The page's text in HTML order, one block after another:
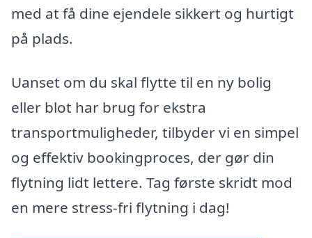
med at få dine ejendele sikkert og hurtigt
på plads.
Uanset om du skal flytte til en ny bolig
eller blot har brug for ekstra
transportmuligheder, tilbyder vi en simpel
og effektiv bookingproces, der gør din
flytning lidt lettere. Tag første skridt mod
en mere stress-fri flytning i dag!